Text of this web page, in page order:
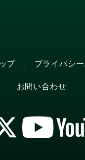
プ | プライバシ
お問い合わせ